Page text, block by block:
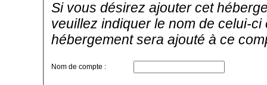
Si vous désirez ajouter cet
veuillez indiquer le nom de celui-
hébergement sera ajouté à ce
Nom de compte :